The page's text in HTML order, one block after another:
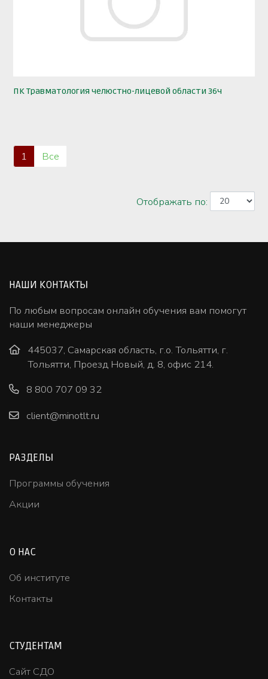
ПК Травматология челюстно-лицевой области 36ч
1 Все
Отображать по:
НАШИ КОНТАКТЫ
По любым вопросам онлайн обучения вам помогут
наши менеджеры
445037, Самарская область, г.о. Тольятти, г.
Тольятти, Проезд Новый, д. 8, офис 214.
8 800 707 09 32
client@minotlt.ru
РАЗДЕЛЫ
Программы обучения
Акции
О НАС
Об институте
Контакты
СТУДЕНТАМ
Сайт СДО